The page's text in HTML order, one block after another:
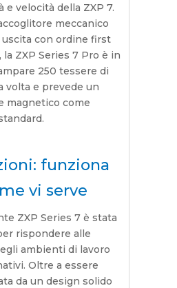
e velocità della ZXP 7.
meccanico
uscita con ordine first
ZXP Series 7 Pro è in
250 tessere di
volta e prevede un
magnetico come
funziona
vi serve
ZXP Series 7 è stata
rispondere alle
ambienti di lavoro
Oltre a essere
da un design solido